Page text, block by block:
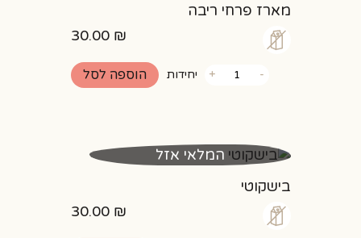
מארז פרחי ריבה
30.00 ₪
-של
+ יחידות הוספה לסל
המלאי אזל
בישקוטי
30.00 ₪